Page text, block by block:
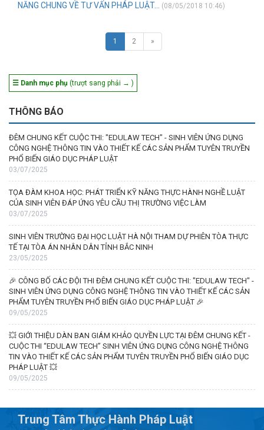
NĂNG CHUNG VỀ TƯ VẤN PHÁP LUẬT...
(08/05/2018 10:46)
1 2 »
☰ Danh mục phụ (trượt sang phải → )
THÔNG BÁO
ĐÊM CHUNG KẾT CUỘC THI: "EDULAW TECH" - SINH VIÊN ỨNG DỤNG
CÔNG NGHỆ THÔNG TIN VÀO THIẾT KẾ CÁC SẢN PHẨM TUYÊN TRUYỀN
PHỔ BIẾN GIÁO DỤC PHÁP LUẬT
03/07/2025
TỌA ĐÀM KHOA HỌC: PHÁT TRIỂN KỸ NĂNG THỰC HÀNH NGHỀ LUẬT
CỦA SINH VIÊN ĐÁP ỨNG YÊU CẦU THỊ TRƯỜNG VIỆC LÀM
03/07/2025
SINH VIÊN TRƯỜNG ĐẠI HỌC LUẬT HÀ NỘI THAM DỰ PHIÊN TÒA THỰC
TẾ TẠI TÒA ÁN NHÂN DÂN TỈNH BẮC NINH
23/05/2025
🎉 CÔNG BỐ CÁC ĐỘI THI ĐÊM CHUNG KẾT CUỘC THI: "EDULAW TECH" -
SINH VIÊN ỨNG DỤNG CÔNG NGHỆ THÔNG TIN VÀO THIẾT KẾ CÁC SẢN
PHẨM TUYÊN TRUYỀN PHỔ BIẾN GIÁO DỤC PHÁP LUẬT 🎉
09/05/2025
💥 GIỚI THIỆU DÀN BAN GIÁM KHẢO QUYỀN LỰC TẠI ĐÊM CHUNG KẾT -
CUỘC THI “EDULAW TECH” SINH VIÊN ỨNG DỤNG CÔNG NGHỆ THÔNG
TIN VÀO THIẾT KẾ CÁC SẢN PHẨM TUYÊN TRUYỀN PHỔ BIẾN GIÁO DỤC
PHÁP LUẬT 💥
09/05/2025
Trung Tâm Thực Hành Pháp Luật